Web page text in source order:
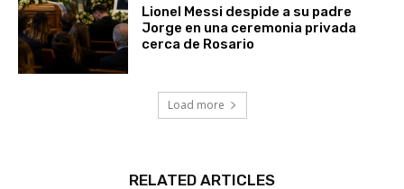
Lionel Messi despide a su padre
Jorge en una ceremonia privada
cerca de Rosario
Load more
RELATED ARTICLES